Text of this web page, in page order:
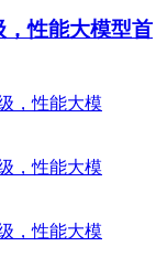
性能大模型首